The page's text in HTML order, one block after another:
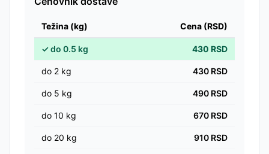
Težina (kg) Cena (RSD)
✓do 0.5 kg 430 RSD
do 2 kg 430 RSD
do 5 kg 490 RSD
do 10 kg 670 RSD
do 20 kg 910 RSD